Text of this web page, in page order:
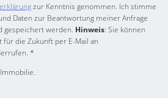
zur Kenntnis genommen. Ich stimme
Daten zur Beantwortung meiner Anfrage
gespeichert werden. Hinweis: Sie können
die Zukunft per E-Mail an
*